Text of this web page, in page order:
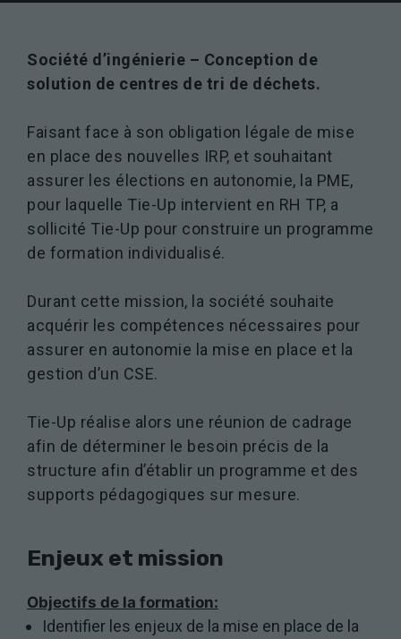
Société d’ingénierie – Conception de
solution de centres de tri de déchets.
Faisant face à son obligation légale de mise
en place des nouvelles IRP, et souhaitant
assurer les élections en autonomie, la PME,
pour laquelle Tie-Up intervient en RH TP, a
sollicité Tie-Up pour construire un programme
de formation individualisé.
Durant cette mission, la société souhaite
acquérir les compétences nécessaires pour
assurer en autonomie la mise en place et la
gestion d’un CSE.
Tie-Up réalise alors une réunion de cadrage
afin de déterminer le besoin précis de la
structure afin d’établir un programme et des
supports pédagogiques sur mesure.
Enjeux et mission
Objectifs de la formation:
Identifier les enjeux de la mise en place de la